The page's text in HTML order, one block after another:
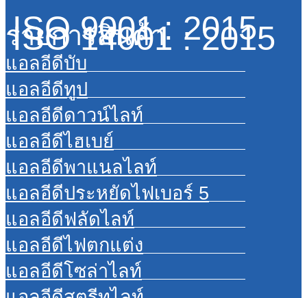
ISO 9001 : 2015
ISO 14001 : 2015
รายการสินค้า
แอลอีดีบับ
แอลอีดีทูป
แอลอีดีดาวน์ไลท์
แอลอีดีไฮเบย์
แอลอีดีพาแนลไลท์
แอลอีดีประหยัดไฟเบอร์ 5
แอลอีดีฟลัดไลท์
แอลอีดีไฟตกแต่ง
แอลอีดีโซล่าไลท์